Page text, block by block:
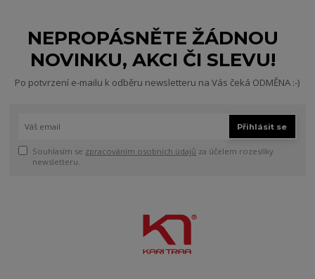
NEPROPÁSNĚTE ŽÁDNOU
NOVINKU, AKCI ČI SLEVU!
Po potvrzení e-mailu k odběru newsletteru na Vás čeká ODMĚNA :-)
Přihlásit se
Souhlasím se zpracováním osobních údajů za účelem rozesílky
newsletteru.